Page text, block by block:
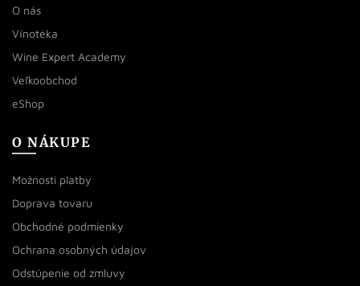
O nás
Vínotéka
Wine Expert Academy
Veľkoobchod
eShop
O NÁKUPE
Možnosti platby
Doprava tovaru
Obchodné podmienky
Ochrana osobných údajov
Odstúpenie od zmluvy